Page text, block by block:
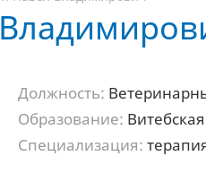
Должность:
Образование:
Специализация: